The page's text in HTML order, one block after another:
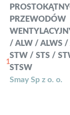
PRZEWODÓW
/ ALW / ALWS /
STW / STS /
STSW
Smay Sp z o. o.
1